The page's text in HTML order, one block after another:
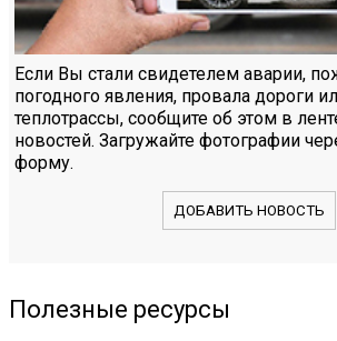
Если Вы стали свидетелем аварии,
погодного явления, провала дороги
теплотрассы, сообщите об этом в
новостей. Загружайте фотографии
форму.
ДОБАВИТЬ НОВОСТЬ
Полезные ресурсы